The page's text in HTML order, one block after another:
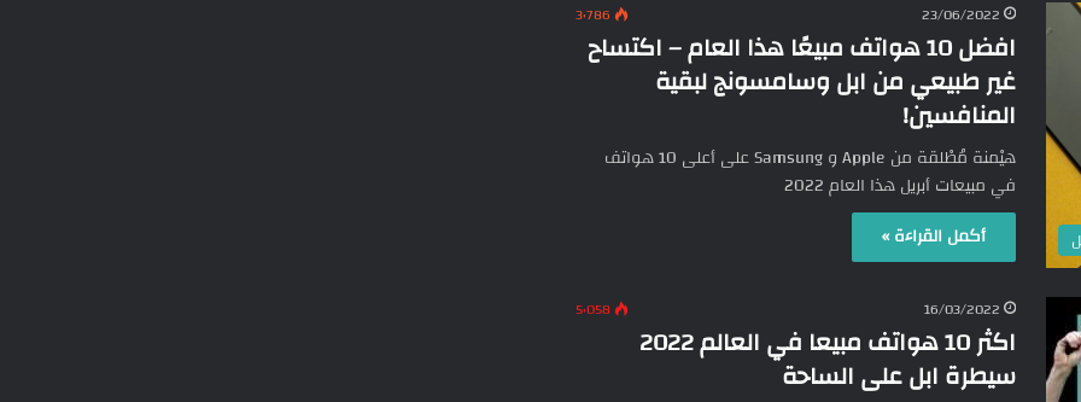
23/06/2022 3٬786
افضل 10 هواتف مبيعًا هذا العام – اكتساح
غير طبيعي من ابل وسامسونج لبقية
المنافسين!
هيْمنة مُطْلقة من Apple و Samsung على أعلى 10 هواتف
في مبيعات أبريل هذا العام 2022
أكمل القراءة »
16/03/2022 5٬058
اكثر 10 هواتف مبيعا في العالم 2022
سيطرة ابل على الساحة